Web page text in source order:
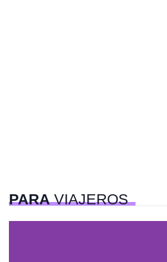
PARAVIAJEROS